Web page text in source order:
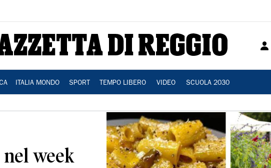
ITALIA MONDO SPORT TEMPO LIBERO VIDEO SCUOLA 2030
week